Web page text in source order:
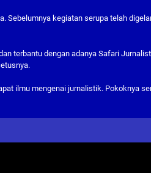
Sebelumnya kegiatan serupa telah
terbantu dengan adanya Safari
ilmu mengenai jurnalistik. Pokoknya